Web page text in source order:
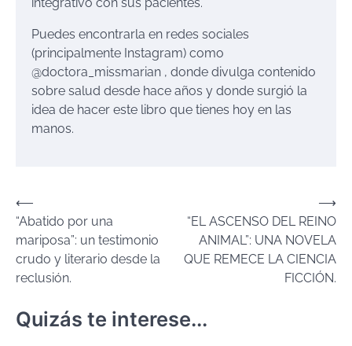
Puedes encontrarla en redes sociales
(principalmente Instagram) como
@doctora_missmarian , donde divulga contenido
sobre salud desde hace años y donde surgió la
idea de hacer este libro que tienes hoy en las
manos.
Navegación
de
entradas
⟵
“Abatido por una
mariposa”: un testimonio
crudo y literario desde la
reclusión.
“EL ASCENSO DEL REINO
ANIMAL”: UNA NOVELA
QUE REMECE LA CIENCIA
FICCIÓN.
⟶
Quizás te interese...